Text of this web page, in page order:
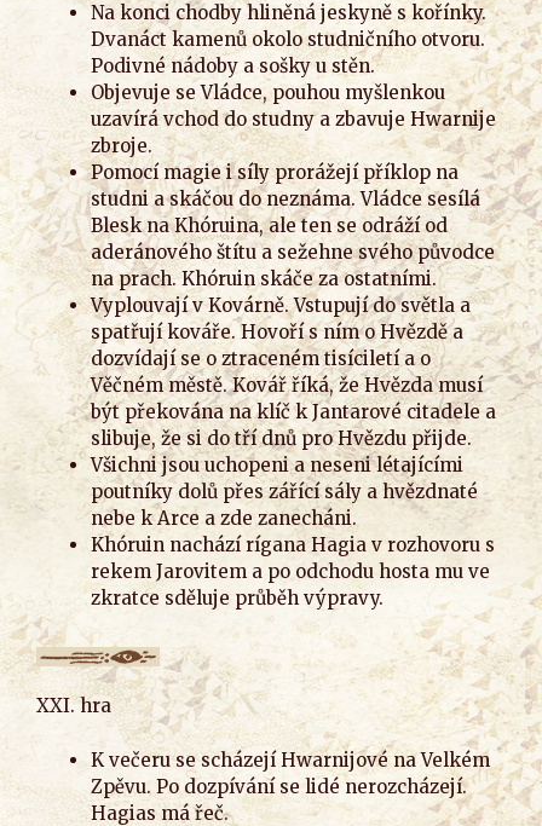
Na konci chodby hliněná jeskyně s kořínky.
Dvanáct kamenů okolo studničního otvoru.
Podivné nádoby a sošky u stěn.
Objevuje se Vládce, pouhou myšlenkou
uzavírá vchod do studny a zbavuje Hwarnije
zbroje.
Pomocí magie i síly prorážejí příklop na
studni a skáčou do neznáma. Vládce sesílá
Blesk na Khóruina, ale ten se odráží od
aderánového štítu a sežehne svého původce
na prach. Khóruin skáče za ostatními.
Vyplouvají v Kovárně. Vstupují do světla a
spatřují kováře. Hovoří s ním o Hvězdě a
dozvídají se o ztraceném tisíciletí a o
Věčném městě. Kovář říká, že Hvězda musí
být překována na klíč k Jantarové citadele a
slibuje, že si do tří dnů pro Hvězdu přijde.
Všichni jsou uchopeni a neseni létajícími
poutníky dolů přes zářící sály a hvězdnaté
nebe k Arce a zde zanecháni.
Khóruin nachází rígana Hagia v rozhovoru s
rekem Jarovitem a po odchodu hosta mu ve
zkratce sděluje průběh výpravy.
XXI. hra
K večeru se scházejí Hwarnijové na Velkém
Zpěvu. Po dozpívání se lidé nerozcházejí.
Hagias má řeč.